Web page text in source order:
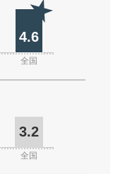
4.6
全国
3.2
全国